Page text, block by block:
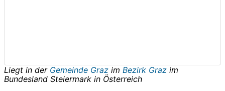
Liegt in der Gemeinde Graz im Bezirk Graz im
Bundesland Steiermark in Österreich